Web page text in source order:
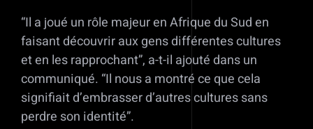
“Il a joué un rôle majeur en Afrique du Sud en
faisant découvrir aux gens différentes cultures
et en les rapprochant”, a-t-il ajouté dans un
communiqué. “Il nous a montré ce que cela
signifiait d’embrasser d’autres cultures sans
perdre son identité”.